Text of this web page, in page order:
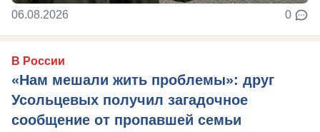
06.08.2026 0
В России
«Нам мешали жить проблемы»: друг
Усольцевых получил загадочное
сообщение от пропавшей семьи